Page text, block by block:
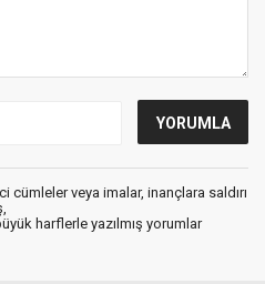
cümleler veya imalar, inançlara saldırı
harflerle yazılmış yorumlar